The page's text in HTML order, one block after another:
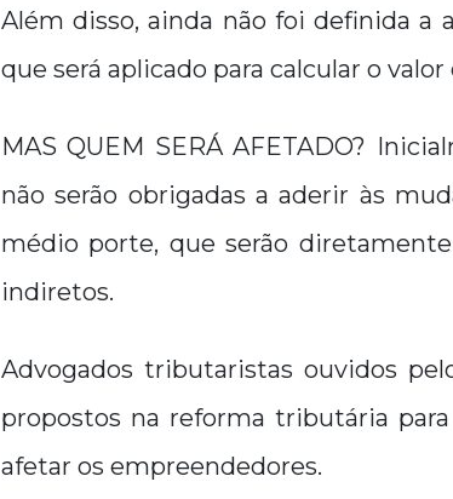
Além disso, ainda não foi definida a
que será aplicado para calcular o
MAS QUEM SERÁ AFETADO?
não serão obrigadas a aderir às
médio porte, que serão
indiretos.
Advogados tributaristas ouvidos
propostos na reforma tributária
afetar os empreendedores.